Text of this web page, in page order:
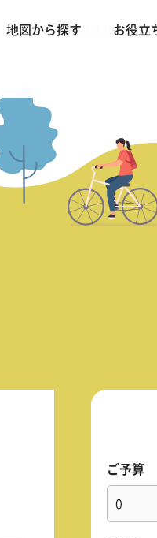
地図から探す お役立
バンコクの不動産・賃貸 TOP>営業
ご予算